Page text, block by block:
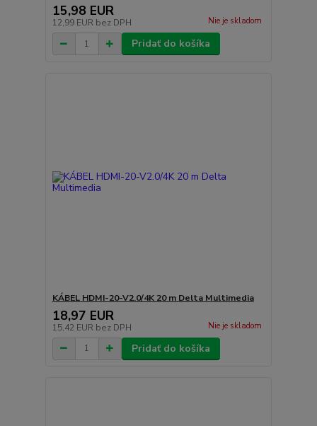
15,98 EUR
12,99 EUR bez DPH Nie je skladom
Pridať do košíka
KÁBEL HDMI-20-V2.0/4K 20 m Delta Multimedia
18,97 EUR
15,42 EUR bez DPH Nie je skladom
Pridať do košíka